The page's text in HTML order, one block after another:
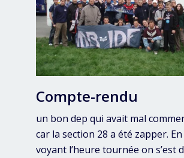
Compte-rendu
un bon dep qui avait mal
car la section 28 a été zapper. En
voyant l’heure tournée on s’est